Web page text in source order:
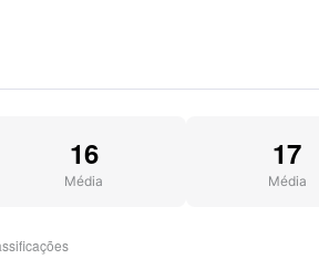
16
Média
17
Média